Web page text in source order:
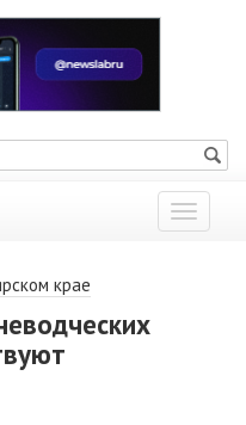
Показать
меню
крае